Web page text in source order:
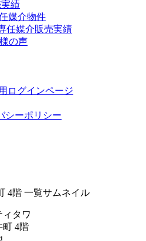
績
媒介物件
任媒介販売実績
の声
ログインページ
シーポリシー